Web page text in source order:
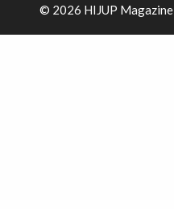
© 2026 HIJUP Magazine